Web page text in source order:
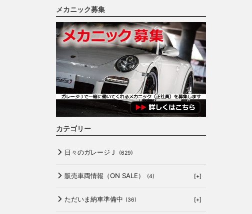
メカニック募集
カテゴリー
日々のガレージＪ (629)
販売車両情報（ON SALE） (4) [+]
ただいま納車準備中 (36) [+]